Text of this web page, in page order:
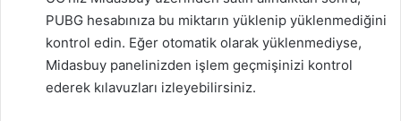
PUBG hesabınıza bu miktarın yüklenip yüklenmediğini
kontrol edin. Eğer otomatik olarak yüklenmediyse,
Midasbuy panelinizden işlem geçmişinizi kontrol
ederek kılavuzları izleyebilirsiniz.